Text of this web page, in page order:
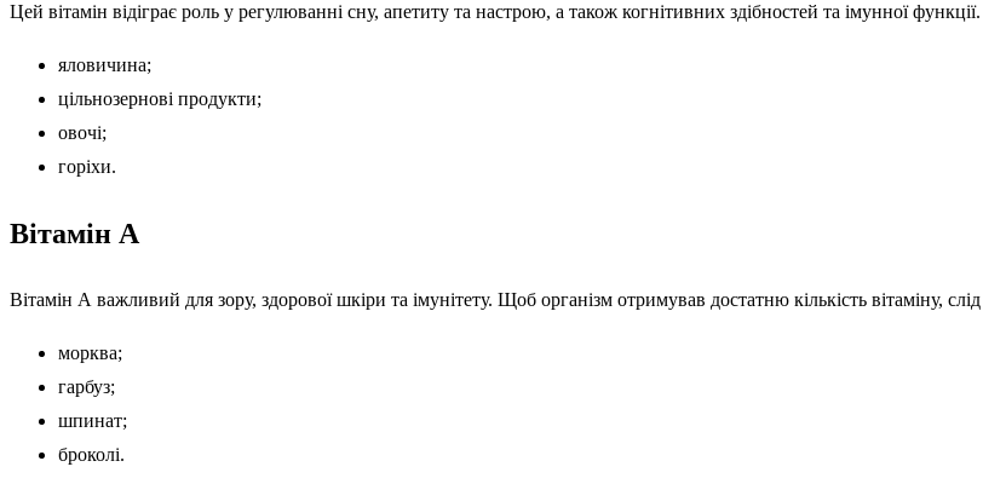
Цей вітамін відіграє роль у регулюванні сну, апетиту та настрою, а також когнітивних здібностей та імунної
яловичина;
цільнозернові продукти;
овочі;
горіхи.
Вітамін А
Вітамін А важливий для зору, здорової шкіри та імунітету. Щоб організм отримував достатню кількість вітаміну,
морква;
гарбуз;
шпинат;
броколі.